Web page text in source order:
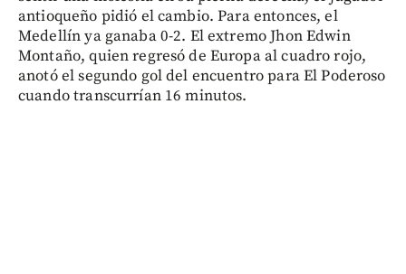
antioqueño pidió el cambio. Para entonces, el
Medellín ya ganaba 0-2. El extremo Jhon Edwin
Montaño, quien regresó de Europa al cuadro rojo,
anotó el segundo gol del encuentro para El Poderoso
cuando transcurrían 16 minutos.